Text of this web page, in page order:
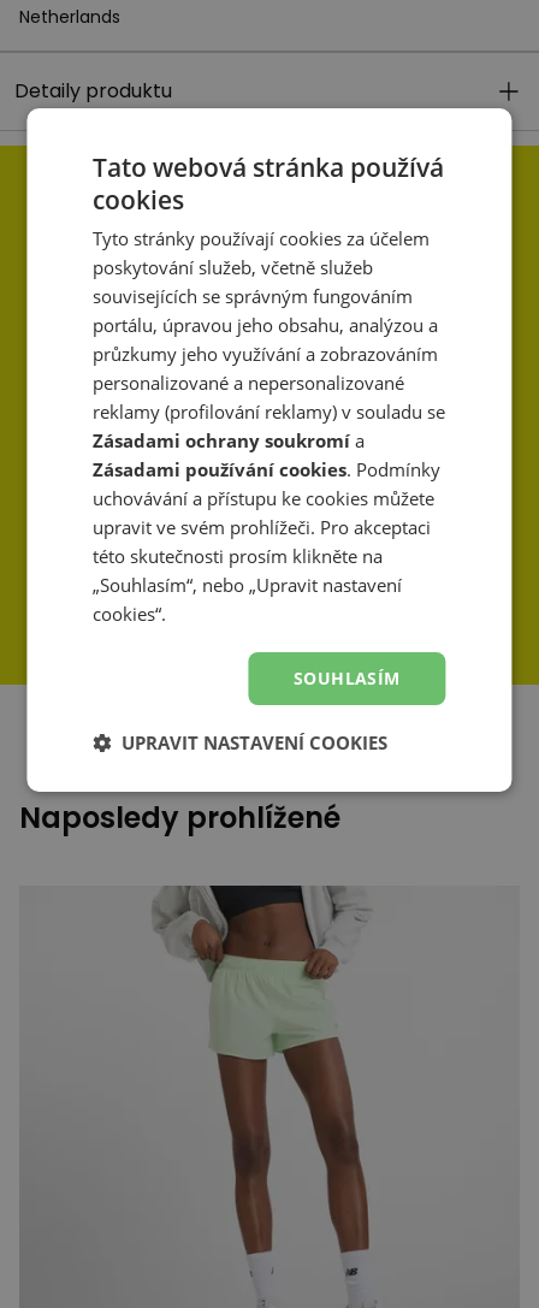
Netherlands
Detaily produktu
Naposledy prohlížené
Tato webová stránka používá
cookies
Tyto stránky používají cookies za účelem
poskytování služeb, včetně služeb
souvisejících se správným fungováním
portálu, úpravou jeho obsahu, analýzou a
průzkumy jeho využívání a zobrazováním
personalizované a nepersonalizované
reklamy (profilování reklamy) v souladu se
Zásadami ochrany soukromí a
Zásadami používání cookies. Podmínky
uchovávání a přístupu ke cookies můžete
upravit ve svém prohlížeči. Pro akceptaci
této skutečnosti prosím klikněte na
„Souhlasím“, nebo „Upravit nastavení
cookies“.
SOUHLASÍM
UPRAVIT NASTAVENÍ COOKIES